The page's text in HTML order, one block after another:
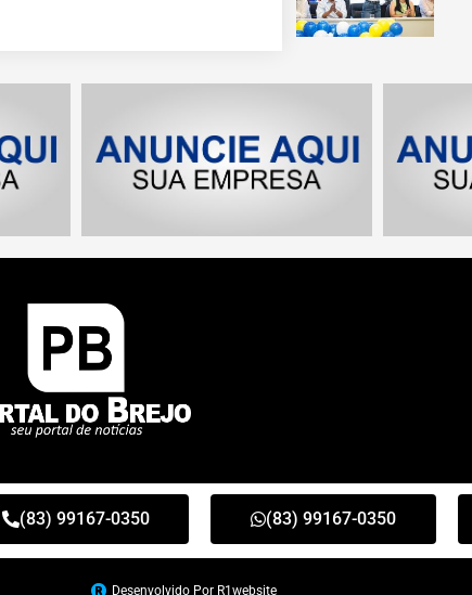
(83) 99167-0350 (83) 99167-0350
Desenvolvido Por R1website